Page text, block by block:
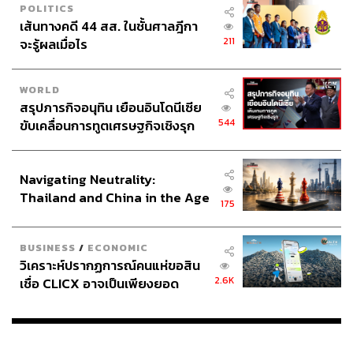
POLITICS
เส้นทางคดี 44 สส. ในชั้นศาลฎีกา
จะรู้ผลเมื่อไร
211
WORLD
สรุปภารกิจอนุทิน เยือนอินโดนีเซีย
ขับเคลื่อนการทูตเศรษฐกิจเชิงรุก
544
Navigating Neutrality:
Thailand and China in the Age
175
BUSINESS / ECONOMIC
วิเคราะห์ปรากฏการณ์คนแห่ขอสิน
เชื่อ CLICX อาจเป็นเพียงยอด
เรือนไทยที่ถูกซุกไว้
2.6K